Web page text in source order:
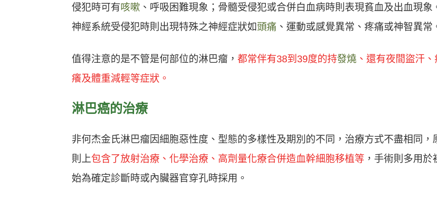
侵犯時可有咳嗽 、呼吸困難現象；骨髓受侵犯或合併白血病時則表現貧血及出血現象
神經系統受侵犯時則出現特殊之神經症狀如頭痛 、運動或感覺異常、疼痛或神智異常
值得注意的是不管是何部位的淋巴瘤， 都常伴有38到39度的持發燒 、還有夜間盜汗、
癢及體重減輕等症狀。
淋巴癌的治療
非何杰金氏淋巴瘤因細胞惡性度、型態的多樣性及期別的不同，治療方式不盡相同，
則上包含了放射治療、化學治療、高劑量化療合併造血幹細胞移植等 ，手術則多用於
始為確定診斷時或內臟器官穿孔時採用。